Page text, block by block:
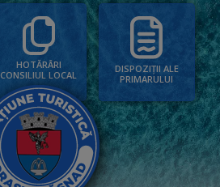
HOTĂRÂRI
CONSILIUL LOCAL
DISPOZIȚII ALE
PRIMARULUI